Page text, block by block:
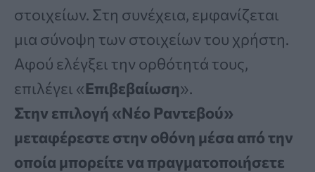
στοιχείων. Στη συνέχεια, εμφανίζεται
μια σύνοψη των στοιχείων του χρήστη.
Αφού ελέγξει την ορθότητά τους,
επιλέγει «Επιβεβαίωση».
Στην επιλογή «Νέο Ραντεβού»
μεταφέρεστε στην οθόνη μέσα από την
οποία μπορείτε να πραγματοποιήσετε